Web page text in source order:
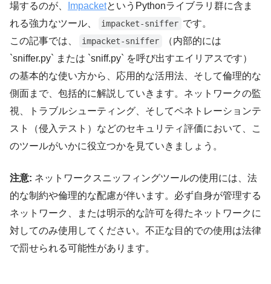
場するのが、
ImpacketというPythonライブラリ群に含ま
れる強力なツール、
impacket-sniffer です。
この記事では、
impacket-sniffer
（内部的には
`sniffer.py` または `sniff.py` を呼び出すエイリアスです）
の基本的な使い方から、応用的な活用法、そして倫理的な
側面まで、包括的に解説していきます。ネットワークの監
視、トラブルシューティング、そしてペネトレーションテ
スト（侵入テスト）などのセキュリティ評価において、こ
のツールがいかに役立つかを見ていきましょう。
注意: ネットワークスニッフィングツールの使用には、法
的な制約や倫理的な配慮が伴います。必ず自身が管理する
ネットワーク、または明示的な許可を得たネットワークに
対してのみ使用してください。不正な目的での使用は法律
で罰せられる可能性があります。